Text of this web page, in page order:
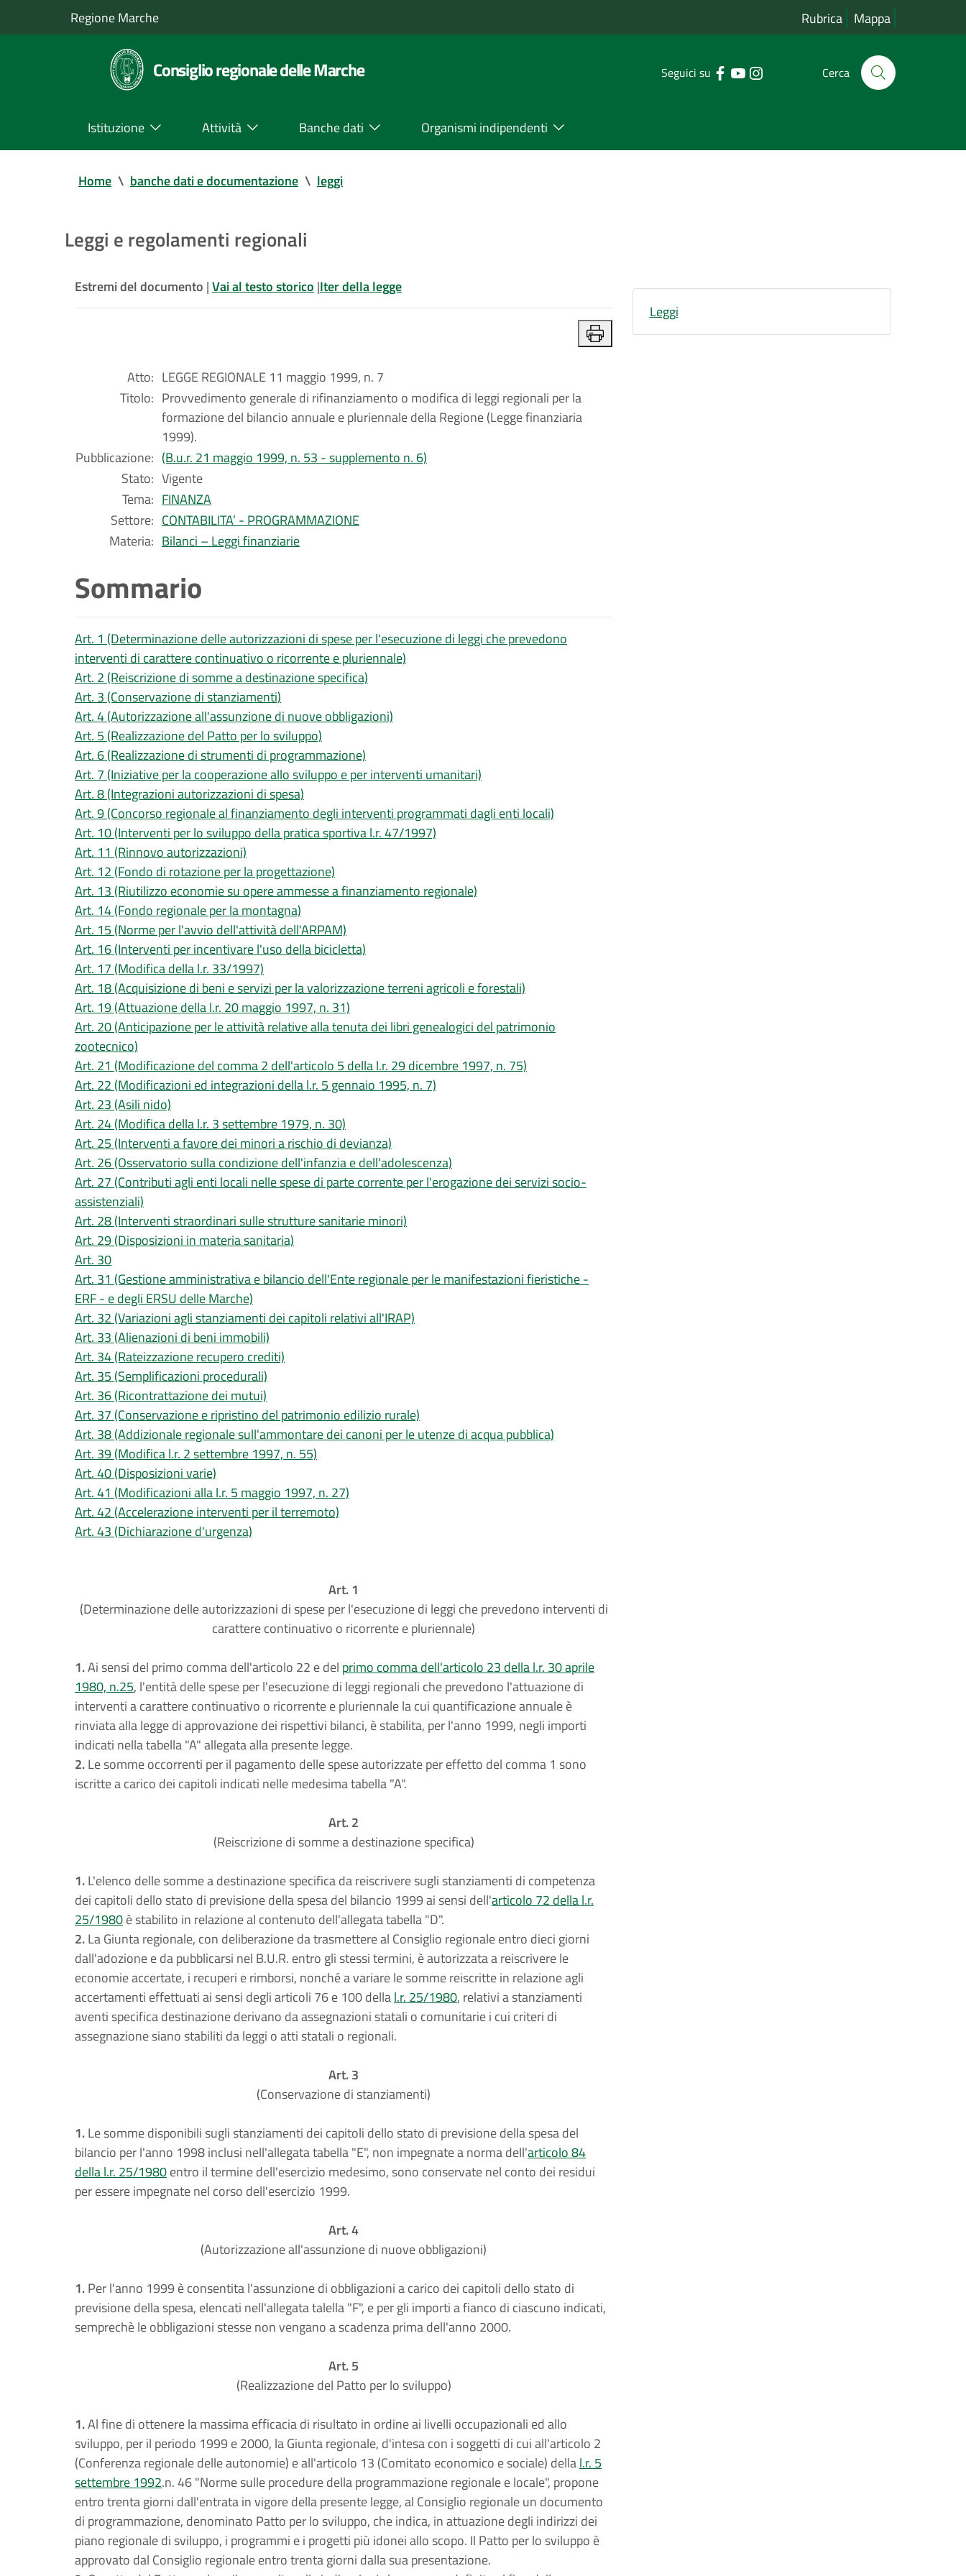
Regione Marche Rubrica Mappa
Consiglio regionale delle Marche Seguici su Cerca
Istituzione Attività Banche dati Organismi indipendenti
Home \ banche dati e documentazione \ leggi
Leggi e regolamenti regionali
Estremi del documento |Vai al testo storico |Iter della legge
Atto: LEGGE REGIONALE 11 maggio 1999, n. 7
Titolo: Provvedimento generale di rifinanziamento o modifica di leggi regionali per la
formazione del bilancio annuale e pluriennale della Regione (Legge finanziaria
1999).
Pubblicazione: (B.u.r. 21 maggio 1999, n. 53 - supplemento n. 6)
Stato: Vigente
Tema: FINANZA
Settore: CONTABILITA’ - PROGRAMMAZIONE
Materia: Bilanci – Leggi finanziarie
Sommario
Art. 1 (Determinazione delle autorizzazioni di spese per l'esecuzione di leggi che prevedono
interventi di carattere continuativo o ricorrente e pluriennale)
Art. 2 (Reiscrizione di somme a destinazione specifica)
Art. 3 (Conservazione di stanziamenti)
Art. 4 (Autorizzazione all'assunzione di nuove obbligazioni)
Art. 5 (Realizzazione del Patto per lo sviluppo)
Art. 6 (Realizzazione di strumenti di programmazione)
Art. 7 (Iniziative per la cooperazione allo sviluppo e per interventi umanitari)
Art. 8 (Integrazioni autorizzazioni di spesa)
Art. 9 (Concorso regionale al finanziamento degli interventi programmati dagli enti locali)
Art. 10 (Interventi per lo sviluppo della pratica sportiva l.r. 47/1997)
Art. 11 (Rinnovo autorizzazioni)
Art. 12 (Fondo di rotazione per la progettazione)
Art. 13 (Riutilizzo economie su opere ammesse a finanziamento regionale)
Art. 14 (Fondo regionale per la montagna)
Art. 15 (Norme per l'avvio dell'attività dell'ARPAM)
Art. 16 (Interventi per incentivare l'uso della bicicletta)
Art. 17 (Modifica della l.r. 33/1997)
Art. 18 (Acquisizione di beni e servizi per la valorizzazione terreni agricoli e forestali)
Art. 19 (Attuazione della l.r. 20 maggio 1997, n. 31)
Art. 20 (Anticipazione per le attività relative alla tenuta dei libri genealogici del patrimonio
zootecnico)
Art. 21 (Modificazione del comma 2 dell'articolo 5 della l.r. 29 dicembre 1997, n. 75)
Art. 22 (Modificazioni ed integrazioni della l.r. 5 gennaio 1995, n. 7)
Art. 23 (Asili nido)
Art. 24 (Modifica della l.r. 3 settembre 1979, n. 30)
Art. 25 (Interventi a favore dei minori a rischio di devianza)
Art. 26 (Osservatorio sulla condizione dell'infanzia e dell'adolescenza)
Art. 27 (Contributi agli enti locali nelle spese di parte corrente per l'erogazione dei servizi socio-
assistenziali)
Art. 28 (Interventi straordinari sulle strutture sanitarie minori)
Art. 29 (Disposizioni in materia sanitaria)
Art. 30
Art. 31 (Gestione amministrativa e bilancio dell'Ente regionale per le manifestazioni fieristiche -
ERF - e degli ERSU delle Marche)
Art. 32 (Variazioni agli stanziamenti dei capitoli relativi all'IRAP)
Art. 33 (Alienazioni di beni immobili)
Art. 34 (Rateizzazione recupero crediti)
Art. 35 (Semplificazioni procedurali)
Art. 36 (Ricontrattazione dei mutui)
Art. 37 (Conservazione e ripristino del patrimonio edilizio rurale)
Art. 38 (Addizionale regionale sull'ammontare dei canoni per le utenze di acqua pubblica)
Art. 39 (Modifica l.r. 2 settembre 1997, n. 55)
Art. 40 (Disposizioni varie)
Art. 41 (Modificazioni alla l.r. 5 maggio 1997, n. 27)
Art. 42 (Accelerazione interventi per il terremoto)
Art. 43 (Dichiarazione d'urgenza)
Art. 1
(Determinazione delle autorizzazioni di spese per l'esecuzione di leggi che prevedono interventi di
carattere continuativo o ricorrente e pluriennale)
1.Ai sensi del primo comma dell'articolo 22 e del primo comma dell'articolo 23 della l.r. 30 aprile
1980, n.25, l'entità delle spese per l'esecuzione di leggi regionali che prevedono l'attuazione di
interventi a carattere continuativo o ricorrente e pluriennale la cui quantificazione annuale è
rinviata alla legge di approvazione dei rispettivi bilanci, è stabilita, per l'anno 1999, negli importi
indicati nella tabella "A" allegata alla presente legge.
2.Le somme occorrenti per il pagamento delle spese autorizzate per effetto del comma 1 sono
iscritte a carico dei capitoli indicati nelle medesima tabella "A".
Art. 2
(Reiscrizione di somme a destinazione specifica)
1.L'elenco delle somme a destinazione specifica da reiscrivere sugli stanziamenti di competenza
dei capitoli dello stato di previsione della spesa del bilancio 1999 ai sensi dell'articolo 72 della l.r.
25/1980è stabilito in relazione al contenuto dell'allegata tabella "D".
2.La Giunta regionale, con deliberazione da trasmettere al Consiglio regionale entro dieci giorni
dall'adozione e da pubblicarsi nel B.U.R. entro gli stessi termini, è autorizzata a reiscrivere le
economie accertate, i recuperi e rimborsi, nonché a variare le somme reiscritte in relazione agli
accertamenti effettuati ai sensi degli articoli 76 e 100 dellal.r. 25/1980, relativi a stanziamenti
aventi specifica destinazione derivano da assegnazioni statali o comunitarie i cui criteri di
assegnazione siano stabiliti da leggi o atti statali o regionali.
Art. 3
(Conservazione di stanziamenti)
1.Le somme disponibili sugli stanziamenti dei capitoli dello stato di previsione della spesa del
bilancio per l'anno 1998 inclusi nell'allegata tabella "E", non impegnate a norma dell'articolo 84
della l.r. 25/1980entro il termine dell'esercizio medesimo, sono conservate nel conto dei residui
per essere impegnate nel corso dell'esercizio 1999.
Art. 4
(Autorizzazione all'assunzione di nuove obbligazioni)
1.Per l'anno 1999 è consentita l'assunzione di obbligazioni a carico dei capitoli dello stato di
previsione della spesa, elencati nell'allegata talella "F", e per gli importi a fianco di ciascuno indicati,
semprechè le obbligazioni stesse non vengano a scadenza prima dell'anno 2000.
Art. 5
(Realizzazione del Patto per lo sviluppo)
1.Al fine di ottenere la massima efficacia di risultato in ordine ai livelli occupazionali ed allo
sviluppo, per il periodo 1999 e 2000, la Giunta regionale, d'intesa con i soggetti di cui all'articolo 2
(Conferenza regionale delle autonomie) e all'articolo 13 (Comitato economico e sociale) dellal.r. 5
settembre 1992.n. 46 "Norme sulle procedure della programmazione regionale e locale", propone
entro trenta giorni dall'entrata in vigore della presente legge, al Consiglio regionale un documento
di programmazione, denominato Patto per lo sviluppo, che indica, in attuazione degli indirizzi dei
piano regionale di sviluppo, i programmi e i progetti più idonei allo scopo. Il Patto per lo sviluppo è
approvato dal Consiglio regionale entro trenta giorni dalla sua presentazione.
Leggi